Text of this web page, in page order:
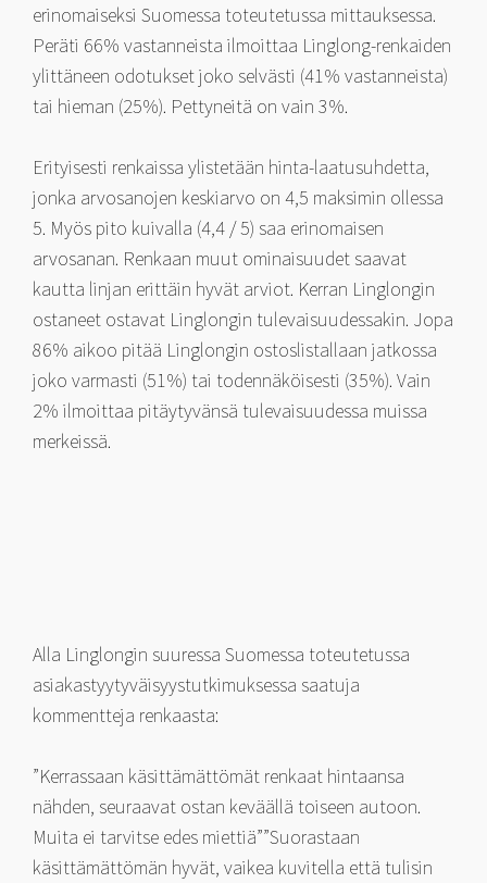
erinomaiseksi Suomessa toteutetussa mittauksessa.
Peräti 66% vastanneista ilmoittaa Linglong-renkaiden
ylittäneen odotukset joko selvästi (41% vastanneista)
tai hieman (25%). Pettyneitä on vain 3%.
Erityisesti renkaissa ylistetään hinta-laatusuhdetta,
jonka arvosanojen keskiarvo on 4,5 maksimin ollessa
5. Myös pito kuivalla (4,4 / 5) saa erinomaisen
arvosanan. Renkaan muut ominaisuudet saavat
kautta linjan erittäin hyvät arviot. Kerran Linglongin
ostaneet ostavat Linglongin tulevaisuudessakin. Jopa
86% aikoo pitää Linglongin ostoslistallaan jatkossa
joko varmasti (51%) tai todennäköisesti (35%). Vain
2% ilmoittaa pitäytyvänsä tulevaisuudessa muissa
merkeissä.
Alla Linglongin suuressa Suomessa toteutetussa
asiakastyytyväisyystutkimuksessa saatuja
kommentteja renkaasta:
”Kerrassaan käsittämättömät renkaat hintaansa
nähden, seuraavat ostan keväällä toiseen autoon.
Muita ei tarvitse edes miettiä””Suorastaan
käsittämättömän hyvät, vaikea kuvitella että tulisin